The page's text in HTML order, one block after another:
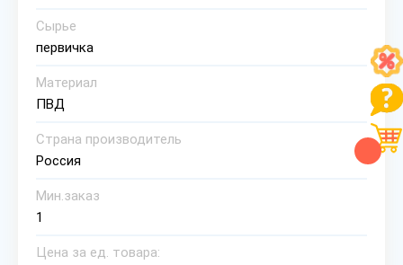
Сырье
первичка
Материал
ПВД
Страна производитель
Россия
Мин.заказ
1
Цена за ед. товара: